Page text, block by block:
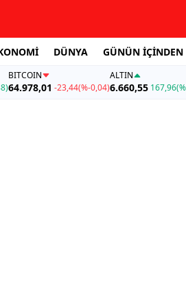
DÜNYA GÜNÜN İÇİNDEN
BITCOIN
64.978,01 -23,44(%-0,04)
ALTIN
6.660,55 167,96